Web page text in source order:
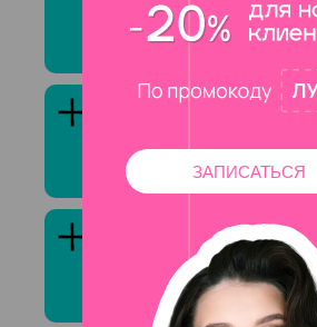
оказывают
«Архитектура
Как выбрать
бровей»?
Клиенты обычно
услугой
бровей»?
ЗАПИСАТЬСЯ